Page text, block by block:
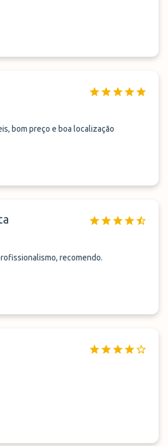
bom preço e boa localização
Foi tudo con muito profissionalismo, recomendo.